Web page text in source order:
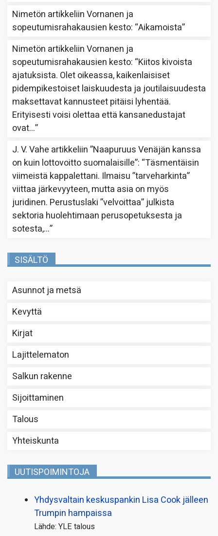
Nimetön artikkeliinVornanen ja
sopeutumisrahakausien kesto: “Aikamoista”
Nimetön artikkeliinVornanen ja
sopeutumisrahakausien kesto: “Kiitos kivoista
ajatuksista. Olet oikeassa, kaikenlaisiset
pidempikestoiset laiskuudesta ja joutilaisuudesta
maksettavat kannusteet pitäisi lyhentää.
Erityisesti voisi olettaa että kansanedustajat
ovat…”
J. V. Vahe artikkeliin”Naapuruus Venäjän kanssa
on kuin lottovoitto suomalaisille”: “Täsmentäisin
viimeistä kappalettani. Ilmaisu ”tarveharkinta”
viittaa järkevyyteen, mutta asia on myös
juridinen. Perustuslaki ”velvoittaa” julkista
sektoria huolehtimaan perusopetuksesta ja
sotesta,…”
SISÄLTÖ
Asunnot ja metsä
Kevyttä
Kirjat
Lajittelematon
Salkun rakenne
Sijoittaminen
Talous
Yhteiskunta
UUTISPOIMINTOJA
Yhdysvaltain keskuspankin Lisa Cook jälleen
Trumpin hampaissa
Lähde: YLE talous